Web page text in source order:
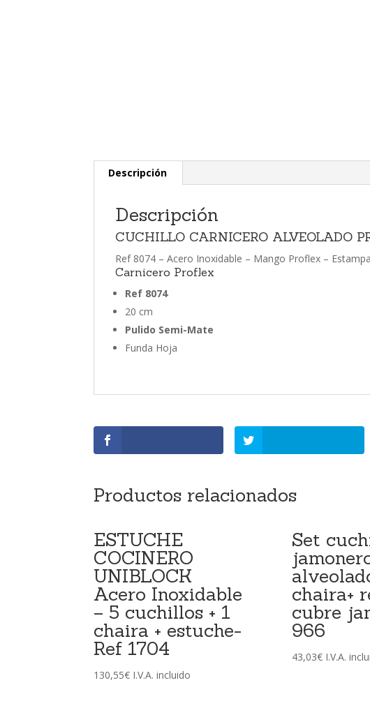
Descripción
Descripción
CUCHILLO CARNICERO ALVEOLADO
Ref 8074 – Acero Inoxidable – Mango Proflex –
Carnicero Proflex
Ref 8074
20 cm
Pulido Semi-Mate
Funda Hoja
Productos relacionados
ESTUCHE
COCINERO
UNIBLOCK
Acero Inoxidable
– 5 cuchillos + 1
chaira + estuche-
Ref 1704
130,55€ I.V.A. incluido
Set
chaira+
cubre
966
43,03€ I.V.A.